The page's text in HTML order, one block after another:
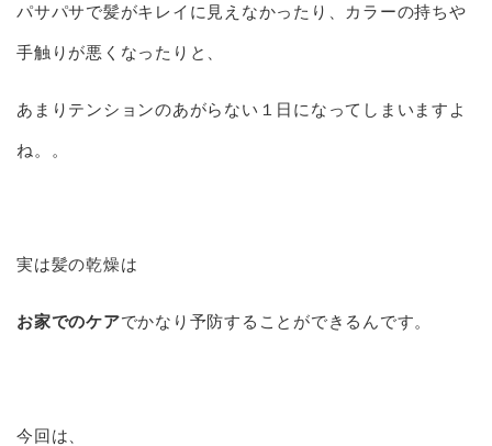
パサパサで髪がキレイに見えなかったり、カラーの持ちや
手触りが悪くなったりと、
あまりテンションのあがらない１日になってしまいますよ
ね。。
実は髪の乾燥は
お家でのケアでかなり予防することができるんです。
今回は、